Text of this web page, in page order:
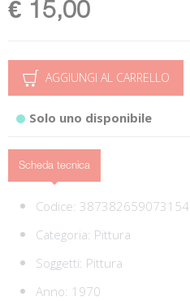
€ 15,00
AGGIUNGI AL CARRELLO
Solo uno disponibile
Scheda tecnica
Codice: 387382659073154
Categoria: Pittura
Soggetti: Pittura
Anno: 1970